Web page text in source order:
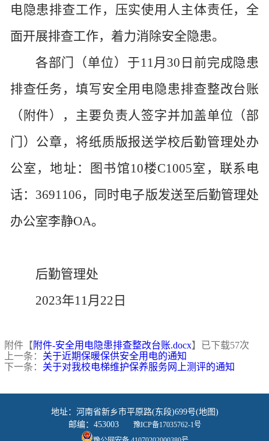
电隐患排查工作，压实使用人主体责任，全
面开展排查工作，着力消除安全隐患。
各部门（单位）于11月30日前完成隐患
排查任务，填写安全用电隐患排查整改台账
（附件），主要负责人签字并加盖单位（部
门）公章，将纸质版报送学校后勤管理处办
公室，地址：图书馆10楼C1005室，联系电
话：3691106，同时电子版发送至后勤管理处
办公室李静OA。
后勤管理处
2023年11月22日
附件【 附件-安全用电隐患排查整改台账.docx】已下载57次
上一条： 关于近期保暖保供安全用电的通知
下一条： 关于对我校电梯维护保养服务网上测评的通知
地址：河南省新乡市平原路(东段)699号(地图)
邮编：453003 豫ICP备17035762-1号